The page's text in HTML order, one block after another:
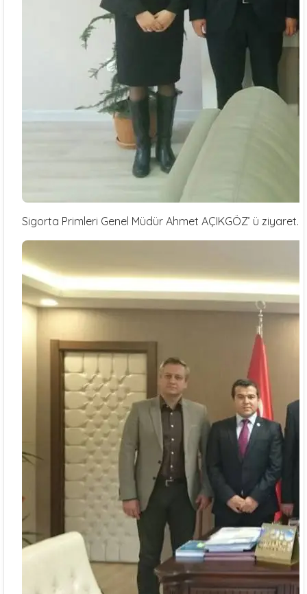
Sigorta Primleri Genel Müdür Ahmet AÇIKGÖZ’ ü ziyaret.